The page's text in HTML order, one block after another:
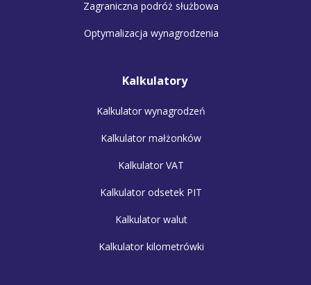
Zagraniczna podróż służbowa
Optymalizacja wynagrodzenia
Kalkulatory
Kalkulator wynagrodzeń
Kalkulator małżonków
Kalkulator VAT
Kalkulator odsetek PIT
Kalkulator walut
Kalkulator kilometrówki